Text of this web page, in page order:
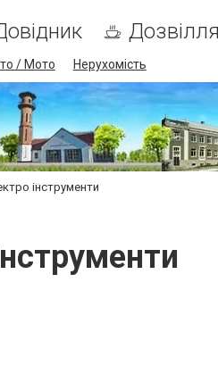
/ Мото Нерухомість
інструменти